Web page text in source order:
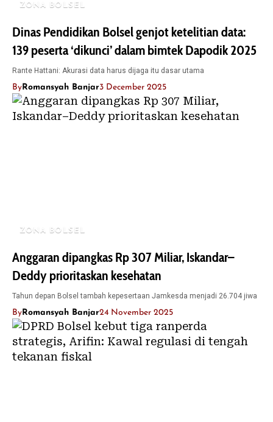
ZONA BOLSEL
Dinas Pendidikan Bolsel genjot ketelitian data:
139 peserta ‘dikunci’ dalam bimtek Dapodik 2025
Rante Hattani: Akurasi data harus dijaga itu dasar utama
By Romansyah Banjar3 December 2025
ZONA BOLSEL
Anggaran dipangkas Rp 307 Miliar, Iskandar–
Deddy prioritaskan kesehatan
Tahun depan Bolsel tambah kepesertaan Jamkesda menjadi 26.704 jiwa
By Romansyah Banjar24 November 2025